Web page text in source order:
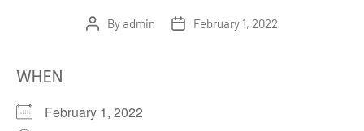
PostByadmin
PostFebruary 1, 2022
WHEN
February 1, 2022